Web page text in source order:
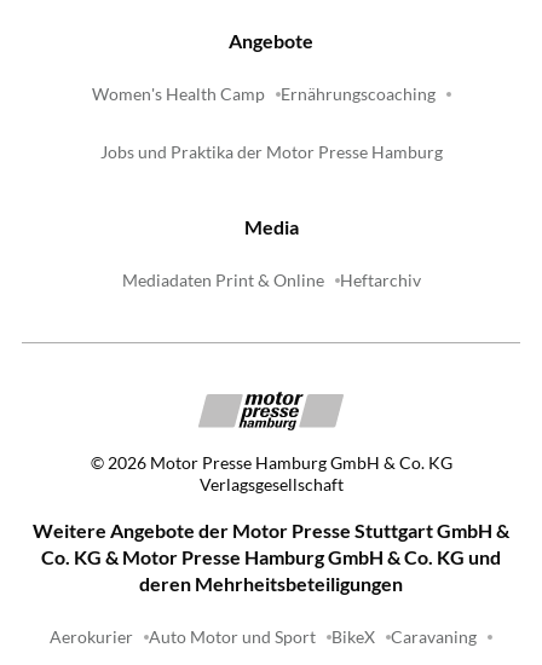
Angebote
Women's Health Camp Ernährungscoaching
Jobs und Praktika der Motor Presse Hamburg
Media
Mediadaten Print & Online Heftarchiv
© 2026 Motor Presse Hamburg GmbH & Co. KG
Verlagsgesellschaft
Weitere Angebote der Motor Presse Stuttgart GmbH &
Co. KG & Motor Presse Hamburg GmbH & Co. KG und
deren Mehrheitsbeteiligungen
Aerokurier Auto Motor und Sport BikeX Caravaning